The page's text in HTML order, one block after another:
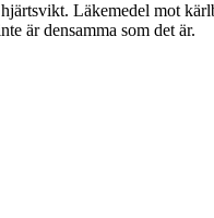
Läkemedel mot
är densamma som det är.